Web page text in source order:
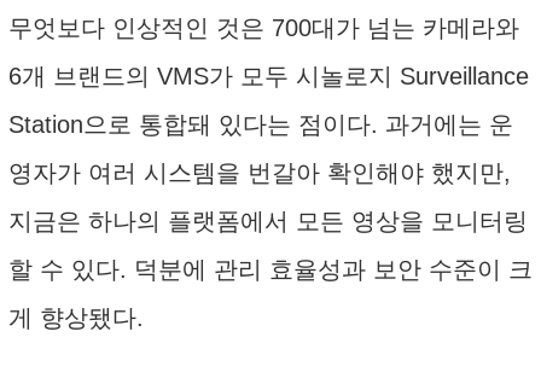
무엇보다 인상적인 것은 700대가 넘는 카메라와
6개 브랜드의 VMS가 모두 시놀로지 Surveillance
Station으로 통합돼 있다는 점이다. 과거에는 운
영자가 여러 시스템을 번갈아 확인해야 했지만,
지금은 하나의 플랫폼에서 모든 영상을 모니터링
할 수 있다. 덕분에 관리 효율성과 보안 수준이 크
게 향상됐다.